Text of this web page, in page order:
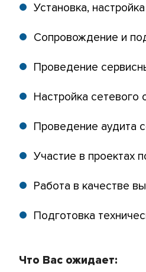
Установка,
Сопровождение и
Проведение
Настройка
Проведение аудита
Участие в проектах
Работа в качестве
Подготовка
Что Вас ожидает: